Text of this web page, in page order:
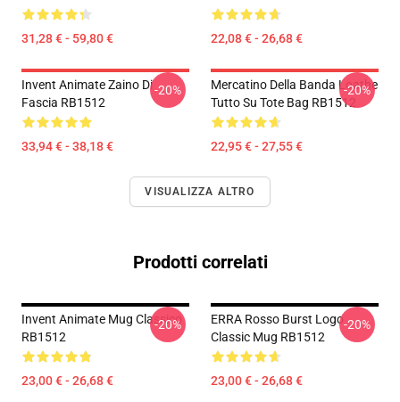
31,28 € - 59,80 € 22,08 € - 26,68 €
Invent Animate Zaino Di
Fascia RB1512
33,94 € - 38,18 €
-20%
Mercatino Della Banda Loathe
Tutto Su Tote Bag RB1512
22,95 € - 27,55 €
-20%
VISUALIZZA ALTRO
Prodotti correlati
Invent Animate Mug Classico
RB1512
23,00 € - 26,68 €
-20%
ERRA Rosso Burst Logo
Classic Mug RB1512
23,00 € - 26,68 €
-20%